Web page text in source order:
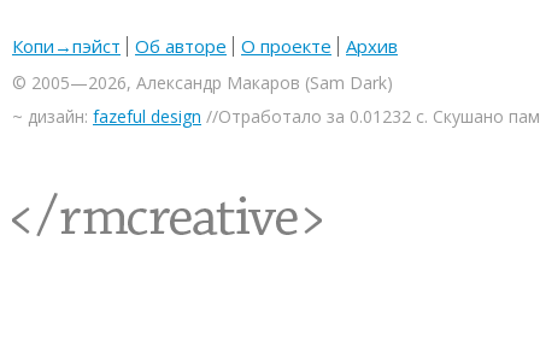
Копи→пэйст Об авторе О проекте Архив
© 2005—2026, Александр Макаров (Sam Dark)
~ дизайн: fazeful design //Отработало за 0.01232 с. Скушано
<rmcreative/>